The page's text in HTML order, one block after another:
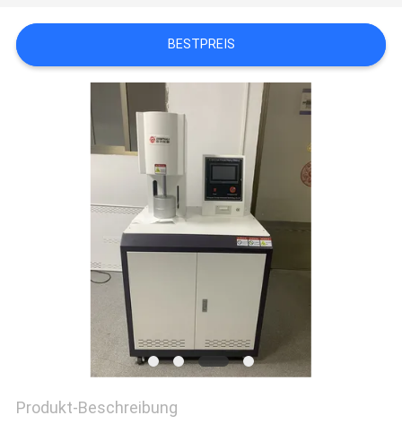
FORDERN
SIE EIN
SITEMAP
BESTPREIS
Produkt-Beschreibung